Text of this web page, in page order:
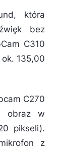
która
bez
C310
135,00
C270
obraz w
pikseli).
z